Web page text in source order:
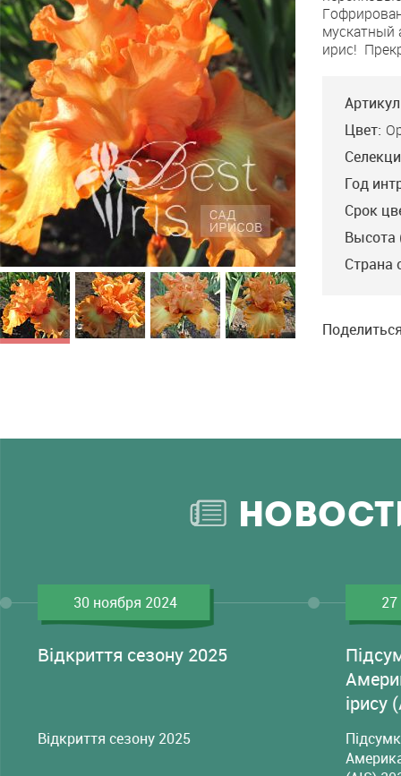
Lace
мускатный
ирис!
Цвет:
Год
Срок
Высота
Страна
30 ноября 2024
Відкриття сезону 2025
Відкриття сезону 2025
ірису